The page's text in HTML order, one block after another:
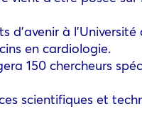
à
en cardiologie.
150 chercheurs
scientifiques et